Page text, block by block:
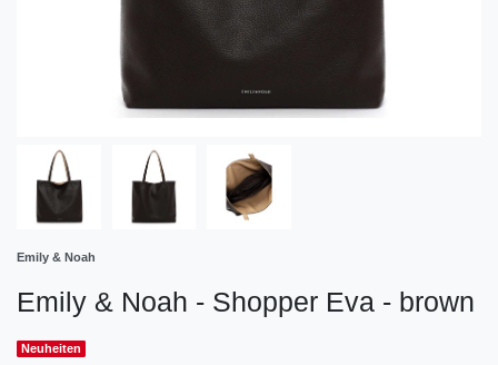
Emily & Noah
Emily & Noah - Shopper Eva - brown
Neuheiten